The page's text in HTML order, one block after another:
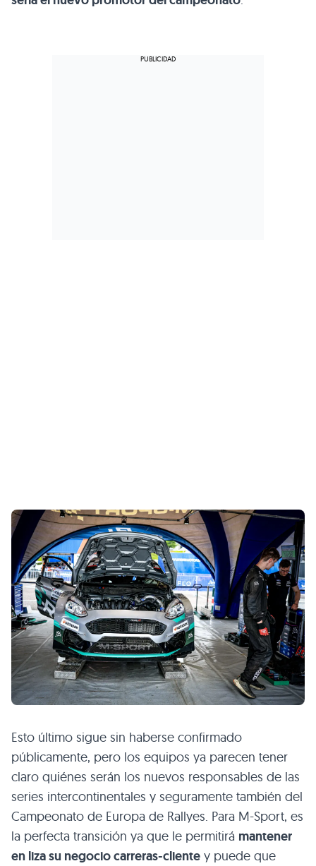
Esto último sigue sin haberse confirmado
públicamente, pero los equipos ya parecen tener
claro quiénes serán los nuevos responsables de las
series intercontinentales y seguramente también del
Campeonato de Europa de Rallyes. Para M-Sport, es
la perfecta transición ya que le permitirá mantener
en liza su negocio carreras-cliente y puede que